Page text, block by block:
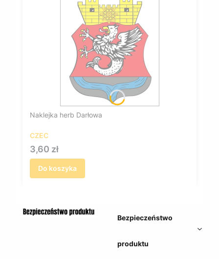
Naklejka herb Darłowa
CZEC
Cena
3,60 zł
Do koszyka
Bezpieczeństwo
produktu